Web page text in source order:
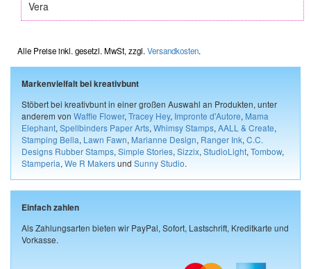
Vera
Alle Preise inkl. gesetzl. MwSt, zzgl. Versandkosten.
Markenvielfalt bei kreativbunt
Stöbert bei kreativbunt in einer großen Auswahl an Produkten, unter
anderem von Waffle Flower, Tracey Hey, Impronte d'Autore, Mama
Elephant, Spellbinders Paper Arts, Whimsy Stamps, AALL & Create,
Stamping Bella, Lawn Fawn, Marianne Design, Ranger Ink, C.C.
Designs Rubber Stamps, Simple Stories, Sizzix, StudioLight, Tombow,
Stamperia, We R Makersund Sunny Studio.
Einfach zahlen
Als Zahlungsarten bieten wir PayPal, Sofort, Lastschrift, Kreditkarte und
Vorkasse.